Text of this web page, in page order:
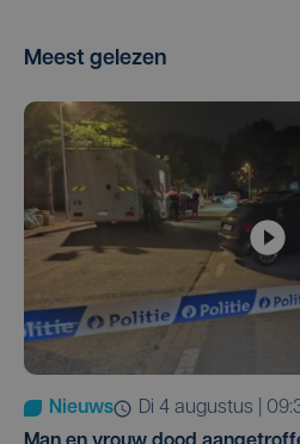
Meest gelezen
Nieuws
di 4 augustus |